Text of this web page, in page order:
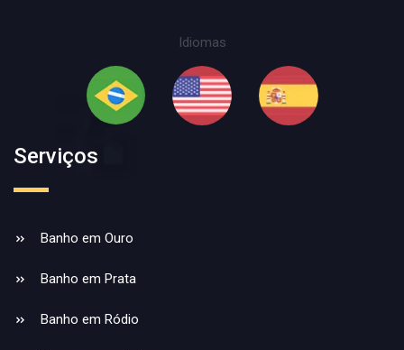
Idiomas
Serviços
Banho em Ouro
Banho em Prata
Banho em Ródio